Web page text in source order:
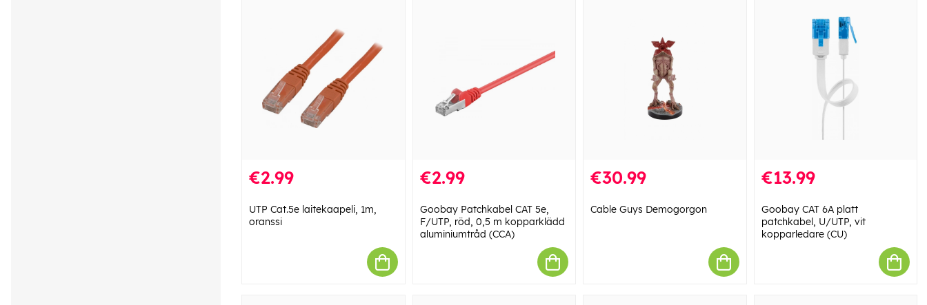
€2.99
UTP Cat.5e laitekaapeli, 1m,
oranssi
€2.99
Goobay Patchkabel CAT 5e,
F/UTP, röd, 0,5 m kopparklädd
aluminiumtråd (CCA)
€30.99
Cable Guys Demogorgon
€13.99
Goobay CAT 6A platt
patchkabel, U/UTP, vit
kopparledare (CU)